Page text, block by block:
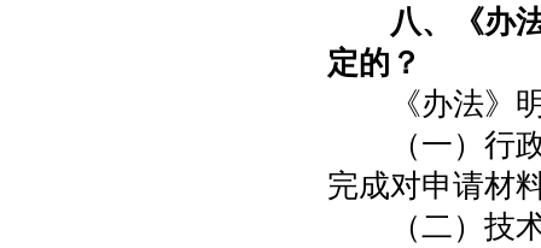
八、《办
定的？
《办法》明
（一）行政
完成对申请材
（二）技术